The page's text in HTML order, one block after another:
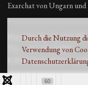
Durch die Nutzung
Verwendung von
Exarchat von Ungarn
Fleischmarkt 13, 1010
Τηλ. +43 1 53 33 889
E-Mail:
60